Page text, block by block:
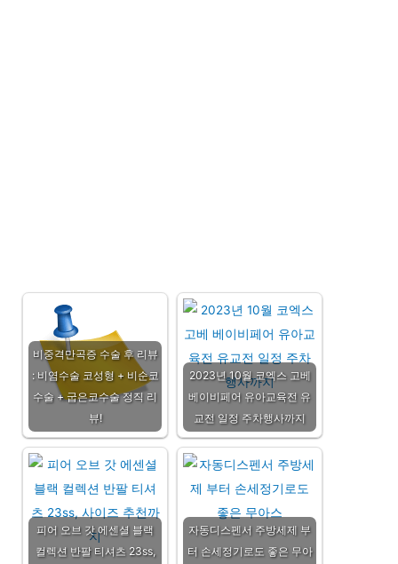
비중격만곡증 수술 후 리뷰
: 비염수술 코성형 + 비순코
수술 + 굽은코수술 정직 리
뷰!
2023년 10월 코엑스 고베
베이비페어 유아교육전 유
교전 일정 주차행사까지
피어 오브 갓 에센셜 블랙
컬렉션 반팔 티셔츠 23ss,
자동디스펜서 주방세제 부
터 손세정기로도 좋은 무아